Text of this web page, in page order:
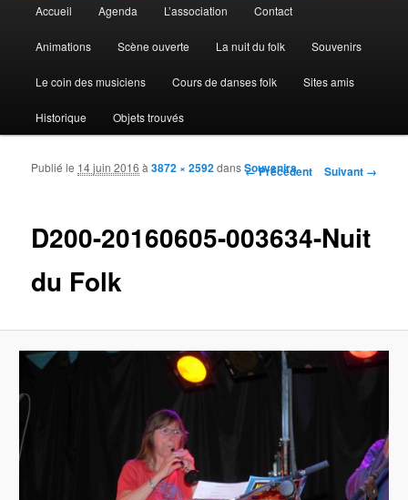
Aller au contenu principal
Aller au contenu secondaire
Accueil Agenda L’association Contact
Animations Scène ouverte La nuit du folk Souvenirs
Le coin des musiciens Cours de danses folk Sites amis
Historique Objets trouvés
Navigation des images
← Précédent Suivant →
D200-20160605-003634-Nuit
du Folk
Publié le 14 juin 2016 à3872 × 2592dansSouvenirs